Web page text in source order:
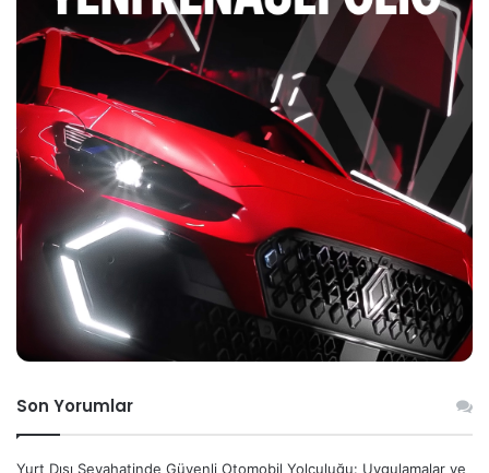
Son Yorumlar
Yurt Dışı Seyahatinde Güvenli Otomobil Yolculuğu: Uygulamalar ve